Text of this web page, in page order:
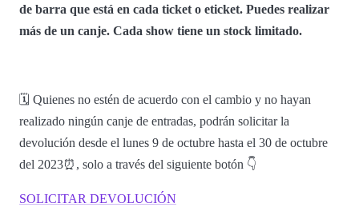
de barra que está en cada ticket o eticket. Puedes realizar
más de un canje. Cada show tiene un stock limitado.
🗓️ Quienes no estén de acuerdo con el cambio y no hayan
realizado ningún canje de entradas, podrán solicitar la
devolución desde el lunes 9 de octubre hasta el 30 de octubre
del 2023⏰, solo a través del siguiente botón 👇
SOLICITAR DEVOLUCIÓN